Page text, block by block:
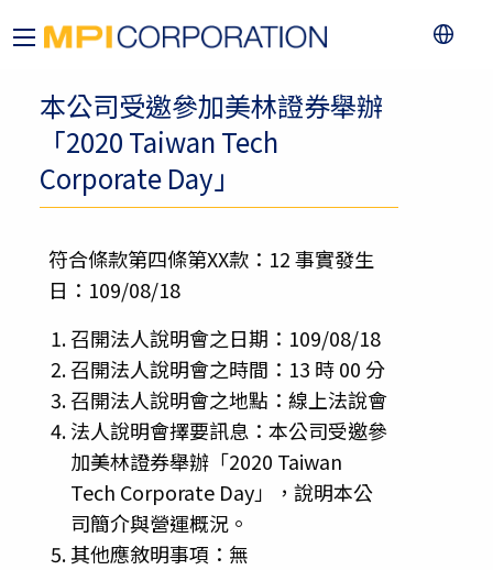
本公司受邀參加美林證券舉辦
「2020 Taiwan Tech
Corporate Day」
符合條款第四條第XX款：12 事實發生
日：109/08/18
召開法人說明會之日期：109/08/18
召開法人說明會之時間：13 時 00 分
召開法人說明會之地點：線上法說會
法人說明會擇要訊息：本公司受邀參
加美林證券舉辦「2020 Taiwan
Tech Corporate Day」，說明本公
司簡介與營運概況。
其他應敘明事項：無